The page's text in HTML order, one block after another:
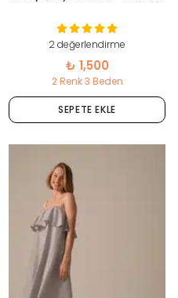
2 değerlendirme
₺ 1,500
2 Renk 3 Beden
SEPETE EKLE